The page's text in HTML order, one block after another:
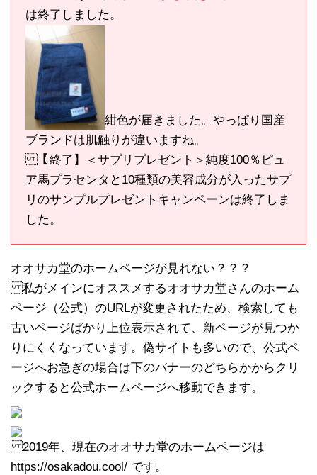
は終了しました。
紺色が届きました。やっぱり国産
ブランドは肌触りが違いますね。
【終了】＜サプリプレゼント＞純度100％ピュ
ア馬プラセンタと10種類の美容成分が入ったサプ
リのサンプルプレゼントキャンペーンは終了しま
した。
オオサカ堂のホームページが見れない？？？
私がメインにオススメするオオサカ堂さんのホーム
ページ（公式）のURLが変更されたため、検索しても
古いページばかり上位表示されて、新ページが見つか
りにくくなっています。偽サイトも多いので、公式ペ
ージへお急ぎの場合は下のバナーのどちらかからクリ
ックすると公式ホームページへ移動できます。
2019年、現在のオオサカ堂のホームページは
https://osakadou.cool/ です。